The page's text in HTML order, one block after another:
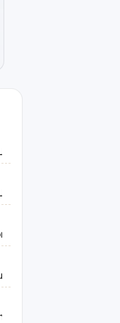
Nannu
Naa Sathyadevudaa
Naa Yesayya